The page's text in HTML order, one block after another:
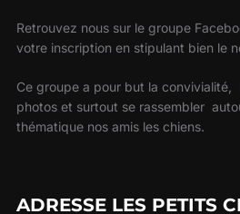
Retrouvez nous sur le groupe
votre inscription en stipulant bien le
Ce groupe a pour but la convivialité,
photos et surtout se rassembler
thématique nos amis les chiens.
ADRESSE LES PETITS